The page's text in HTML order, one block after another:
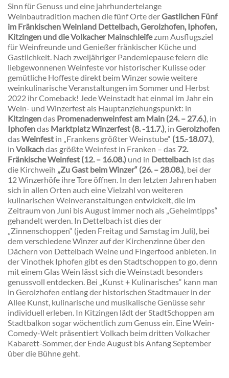
Sinn für Genuss und eine jahrhundertelange
Weinbautradition machen die fünf Orte derGastlichen Fünf
im Fränkischen Weinland Dettelbach, Gerolzhofen, Iphofen,
Kitzingen und die Volkacher Mainschleifezum Ausflugsziel
für Weinfreunde und Genießer fränkischer Küche und
Gastlichkeit. Nach zweijähriger Pandemiepause feiern die
liebgewonnenen Weinfeste vor historischer Kulisse oder
gemütliche Hoffeste direkt beim Winzer sowie weitere
weinkulinarische Veranstaltungen im Sommer und Herbst
2022 ihr Comeback! Jede Weinstadt hat einmal im Jahr ein
Wein- und Winzerfest als Hauptanziehungspunkt: in
Kitzingendas Promenadenweinfest am Main (24. – 27.6.), in
Iphofendas Marktplatz Winzerfest (8. -11.7.), in Gerolzhofen
dasWeinfest in „Frankens größter Weinstube“ (15.-18.07.),
in Volkachdas größte Weinfest in Franken – das 72.
Fränkische Weinfest (12. – 16.08.) und in Dettelbach ist das
die Kirchweih „Zu Gast beim Winzer“ (26. – 28.08.), bei der
12 Winzerhöfe ihre Tore öffnen. In den letzten Jahren haben
sich in allen Orten auch eine Vielzahl von weiteren
kulinarischen Weinveranstaltungen entwickelt, die im
Zeitraum von Juni bis August immer noch als „Geheimtipps“
gehandelt werden. In Dettelbach ist dies der
„Zinnenschoppen“ (jeden Freitag und Samstag im Juli), bei
dem verschiedene Winzer auf der Kirchenzinne über den
Dächern von Dettelbach Weine und Fingerfood anbieten. In
der Vinothek Iphofen gibt es den Stadtschoppen to go, denn
mit einem Glas Wein lässt sich die Weinstadt besonders
genussvoll entdecken. Bei „Kunst + Kulinarisches“ kann man
in Gerolzhofen entlang der historischen Stadtmauer in der
Allee Kunst, kulinarische und musikalische Genüsse sehr
individuell erleben. In Kitzingen lädt der StadtSchoppen am
Stadtbalkon sogar wöchentlich zum Genuss ein. Eine Wein-
Comedy-Welt präsentiert Volkach beim dritten Volkacher
Kabarett-Sommer, der Ende August bis Anfang September
über die Bühne geht.